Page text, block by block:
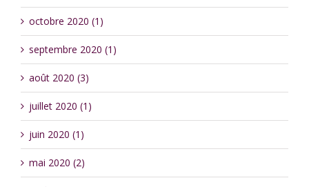
octobre 2020 (1)
septembre 2020 (1)
août 2020 (3)
juillet 2020 (1)
juin 2020 (1)
mai 2020 (2)